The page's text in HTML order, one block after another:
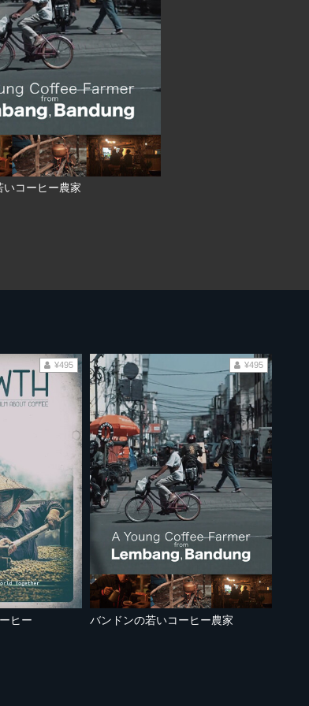
いコーヒー農家
ヒー
¥495
バンドンの若いコーヒー農家
¥495